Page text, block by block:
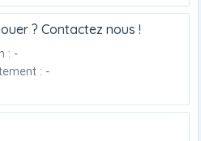
? Contactez nous !
: -
: -